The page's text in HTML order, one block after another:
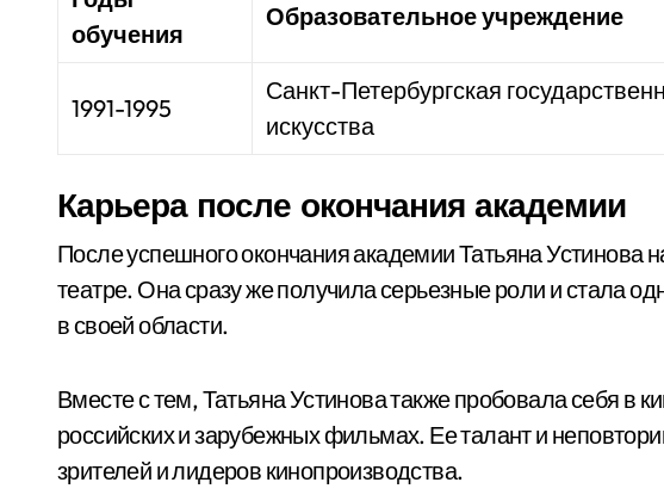
обучения
Образовательное учреждение
1991-1995
Санкт-Петербургская
искусства
Карьера после окончания академии
После успешного окончания академии Татьяна Устинова
театре. Она сразу же получила серьезные роли и стала
в своей области.
Вместе с тем, Татьяна Устинова также пробовала себя в
российских и зарубежных фильмах. Ее талант и
зрителей и лидеров кинопроизводства.